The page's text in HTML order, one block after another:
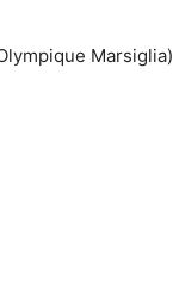
Marsiglia)